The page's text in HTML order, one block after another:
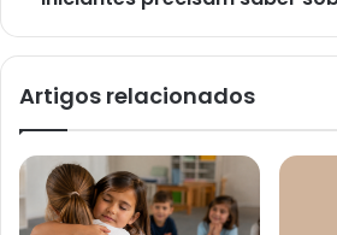
Artigos relacionados